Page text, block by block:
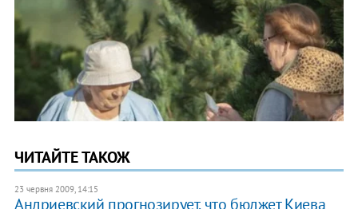
ЧИТАЙТЕ ТАКОЖ
23 червня 2009, 14:15
Андриевский прогнозирует, что бюджет Киева